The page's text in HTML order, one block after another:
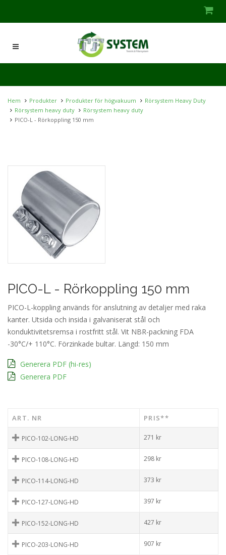
Hem Produkter Produkter för högvakuum
Rörsystem Heavy Duty
Rörsystem heavy duty
Rörsystem heavy duty
PICO-L - Rörkoppling 150 mm
PICO-L - Rörkoppling 150 mm
PICO-L-koppling används för anslutning av detaljer med raka
kanter. Utsida och insida i galvaniserat stål och
konduktivitetsremsa i rostfritt stål. Vit NBR-packning FDA
-30°C/+ 110°C. Förzinkade bultar. Längd: 150 mm
Generera PDF (hi-res)
Generera PDF
ART. NR PRIS**
PICO-102-LONG-HD 271 kr
PICO-108-LONG-HD 298 kr
PICO-114-LONG-HD 373 kr
PICO-127-LONG-HD 397 kr
PICO-152-LONG-HD 427 kr
PICO-203-LONG-HD 907 kr